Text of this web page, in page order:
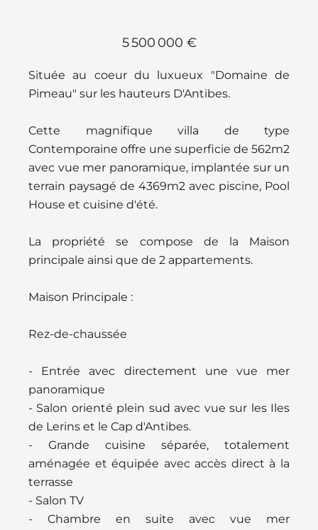
5 500 000 €
Située au coeur du luxueux "Domaine de
Pimeau" sur les hauteurs D'Antibes.
Cette magnifique villa de type
Contemporaine offre une superficie de 562m2
avec vue mer panoramique, implantée sur un
terrain paysagé de 4369m2 avec piscine, Pool
House et cuisine d'été.
La propriété se compose de la Maison
principale ainsi que de 2 appartements.
Maison Principale :
Rez-de-chaussée
- Entrée avec directement une vue mer
panoramique
- Salon orienté plein sud avec vue sur les Iles
de Lerins et le Cap d'Antibes.
- Grande cuisine séparée, totalement
aménagée et équipée avec accès direct à la
terrasse
- Salon TV
- Chambre en suite avec vue mer